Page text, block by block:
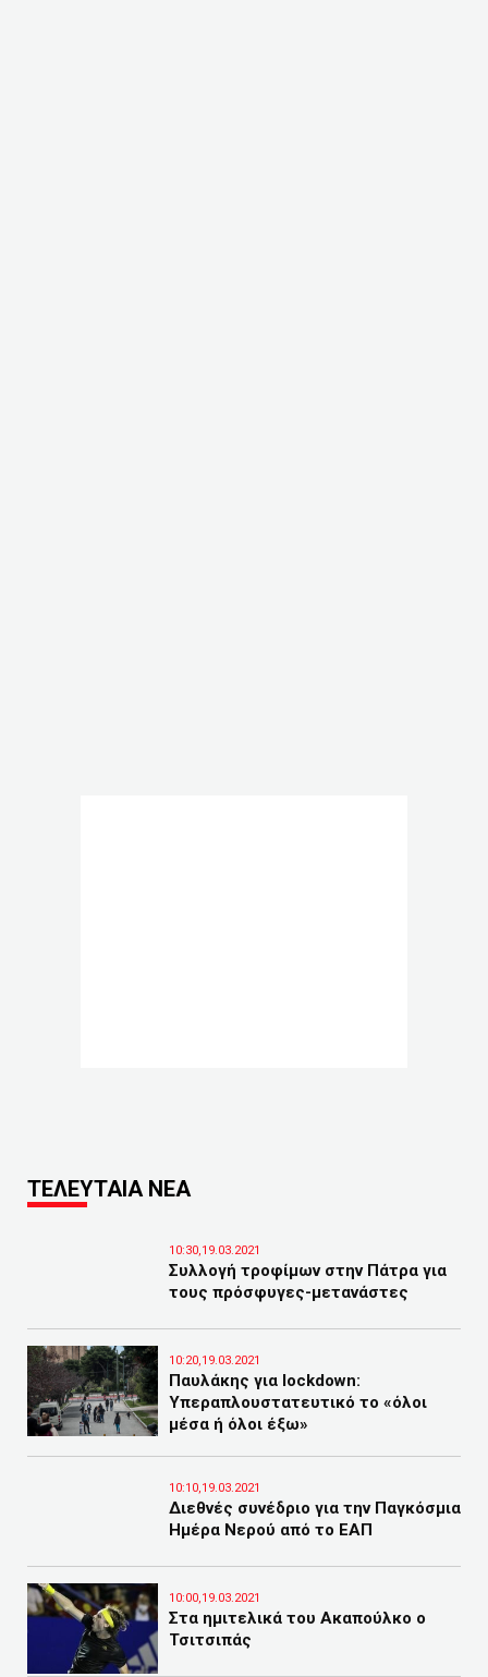
ΤΕΛΕΥΤΑΙΑ ΝΕΑ
10:30,19.03.2021
Συλλογή τροφίμων στην Πάτρα για
τους πρόσφυγες-μετανάστες
10:20,19.03.2021
Παυλάκης για lockdown:
Υπεραπλουστατευτικό το «όλοι
μέσα ή όλοι έξω»
10:10,19.03.2021
Διεθνές συνέδριο για την Παγκόσμια
Ημέρα Νερού από το ΕΑΠ
10:00,19.03.2021
Στα ημιτελικά του Ακαπούλκο ο
Τσιτσιπάς